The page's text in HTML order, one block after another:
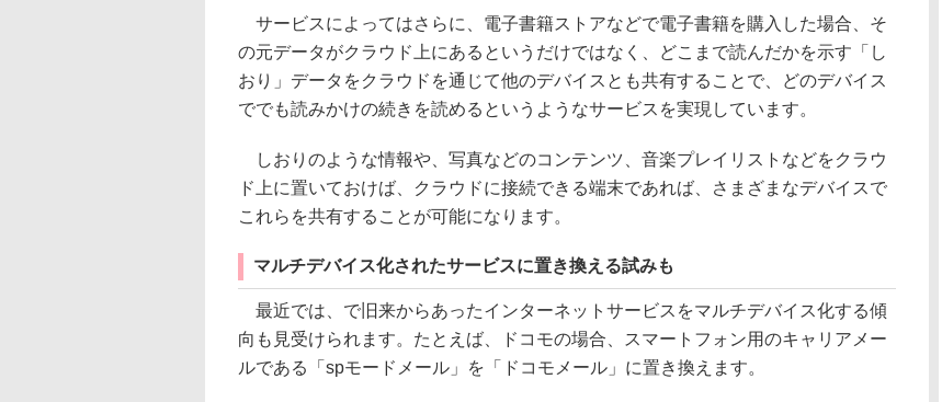
サービスによってはさらに、電子書籍ストアなどで電子書籍を購入した場合、そ
の元データがクラウド上にあるというだけではなく、どこまで読んだかを示す「し
おり」データをクラウドを通じて他のデバイスとも共有することで、どのデバイス
ででも読みかけの続きを読めるというようなサービスを実現しています。
しおりのような情報や、写真などのコンテンツ、音楽プレイリストなどをクラウ
ド上に置いておけば、クラウドに接続できる端末であれば、さまざまなデバイスで
これらを共有することが可能になります。
マルチデバイス化されたサービスに置き換える試みも
最近では、で旧来からあったインターネットサービスをマルチデバイス化する傾
向も見受けられます。たとえば、ドコモの場合、スマートフォン用のキャリアメー
ルである「spモードメール」を「ドコモメール」に置き換えます。